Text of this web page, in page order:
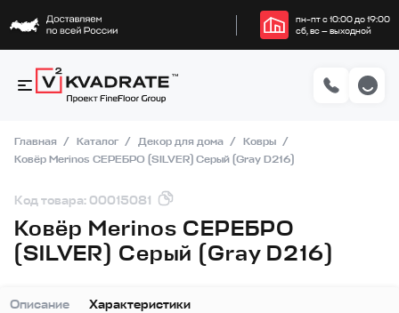
пн–пт с 10:00 до 19:00
сб, вс — выходной
Главная Каталог Декор для дома
Ковры
Ковёр Merinos СЕРЕБРО (SILVER) Серый (Gray D216)
Код товара: 00015081
Ковёр Merinos СЕРЕБРО
(SILVER) Серый (Gray D216)
Описание Характеристики